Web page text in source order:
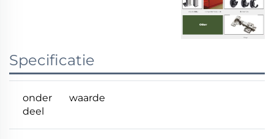
Specificatie
onder
deel
waarde